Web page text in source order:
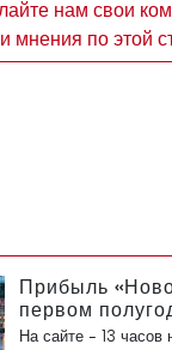
нам свои
мнения по этой
Прибыль
первом
сократилась
На сайте - 13 часов